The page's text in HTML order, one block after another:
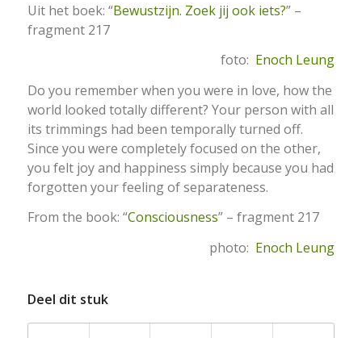
Uit het boek: “Bewustzijn. Zoek jij ook iets?” –
fragment 217
foto: Enoch Leung
Do you remember when you were in love, how the
world looked totally different? Your person with all
its trimmings had been temporally turned off.
Since you were completely focused on the other,
you felt joy and happiness simply because you had
forgotten your feeling of separateness.
From the book: “Consciousness” – fragment 217
photo: Enoch Leung
Deel dit stuk